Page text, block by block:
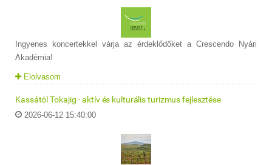
Ingyenes koncertekkel várja az érdeklődőket a Crescendo Nyári
Akadémia!
Elolvasom
Kassától Tokajig - aktív és kulturális turizmus fejlesztése
2026-06-12 15:40:00